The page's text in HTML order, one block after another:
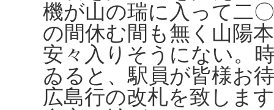
機が山の瑞に入って二
の間休む間も無く山陽
安々入りそうにない。
ゐると、駅員が皆様お
広島行の改札を致しま